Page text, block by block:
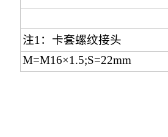
注1：卡套螺纹接头
M=M16×1.5;S=22mm